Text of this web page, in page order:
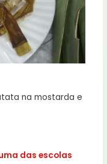
na mostarda e
das escolas